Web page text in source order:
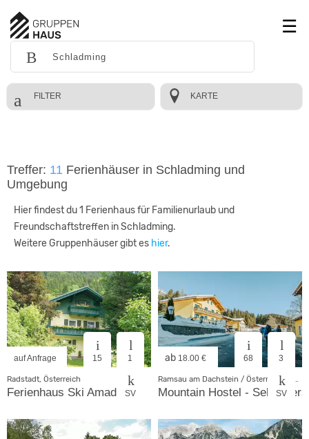
FILTER KARTE
Treffer: 11 Ferienhäuser in Schladming und
Umgebung
Hier findest du 1 Ferienhaus für Familienurlaub und
Freundschaftstreffen in Schladming.
Weitere Gruppenhäuser gibt es hier.
auf Anfrage 15 1
SV
Radstadt, Österreich
Ferienhaus Ski Amadé
ab 18.00 € 68 3
SV
Ramsau am Dachstein / Österr, Österreich
Mountain Hostel -